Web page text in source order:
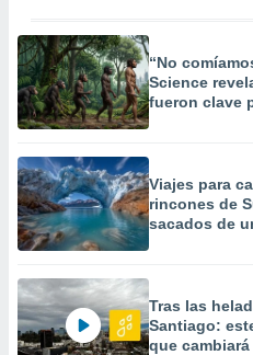
“No
Science
fueron clave
Viajes para
rincones de
sacados de
Tras las
Santiago:
que